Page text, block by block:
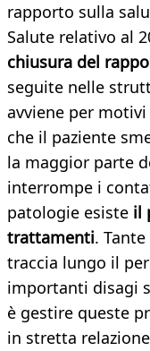
rapporto sulla
Salute relativo al
chiusura del
seguite nelle
avviene per
che il paziente
la maggior parte
interrompe i
patologie esiste il
trattamenti.
traccia lungo il
importanti disagi
è gestire queste
in stretta